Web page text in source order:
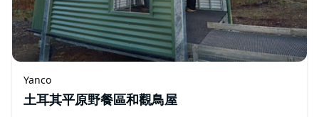
Yanco
土耳其平原野餐區和觀鳥屋